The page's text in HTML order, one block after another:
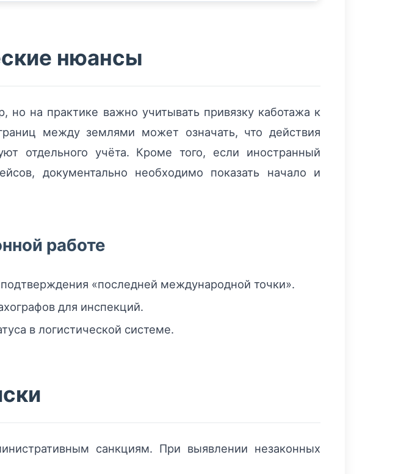
нюансы
на практике важно учитывать привязку каботажа к
между землями может означать, что действия
отдельного учёта. Кроме того, если иностранный
документально необходимо показать начало и
работе
«последней международной точки».
для инспекций.
в логистической системе.
санкциям. При выявлении незаконных